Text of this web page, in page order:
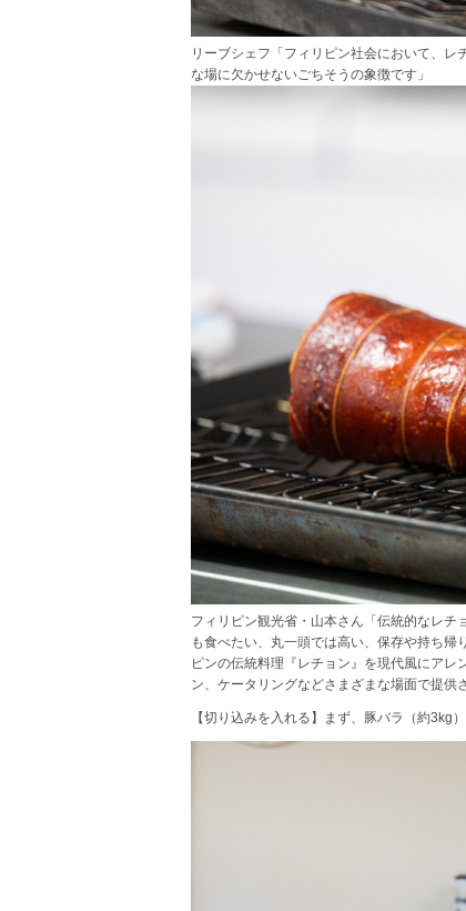
リーブシェフ「フィリピン社会において、
な場に欠かせないごちそうの象徴です」
フィリピン観光省・山本さん「伝統的なレ
も食べたい、丸一頭では高い、保存や持ち
ピンの伝統料理『レチョン』を現代風にア
ン、ケータリングなどさまざまな場面で提供
【切り込みを入れる】まず、豚バラ（約3kg